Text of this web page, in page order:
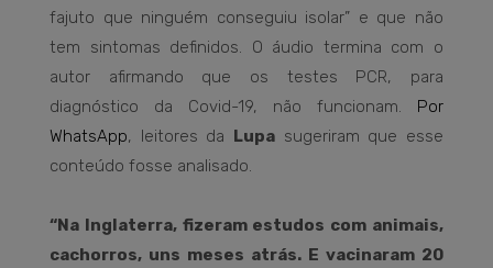
fajuto que ninguém conseguiu isolar” e que não
tem sintomas definidos. O áudio termina com o
autor afirmando que os testes PCR, para
diagnóstico da Covid-19, não funcionam. Por
WhatsApp, leitores da Lupa sugeriram que esse
conteúdo fosse analisado.
“Na Inglaterra, fizeram estudos com animais,
cachorros, uns meses atrás. E vacinaram 20